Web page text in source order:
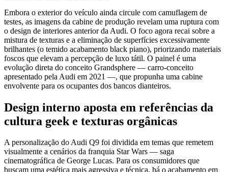
Embora o exterior do veículo ainda circule com camuflagem de
testes, as imagens da cabine de produção revelam uma ruptura com
o design de interiores anterior da Audi. O foco agora recai sobre a
mistura de texturas e a eliminação de superfícies excessivamente
brilhantes (o temido acabamento black piano), priorizando materiais
foscos que elevam a percepção de luxo tátil. O painel é uma
evolução direta do conceito Grandsphere — carro-conceito
apresentado pela Audi em 2021 —, que propunha uma cabine
envolvente para os ocupantes dos bancos dianteiros.
Design interno aposta em referências da
cultura geek e texturas orgânicas
A personalização do Audi Q9 foi dividida em temas que remetem
visualmente a cenários da franquia Star Wars — saga
cinematográfica de George Lucas. Para os consumidores que
buscam uma estética mais agressiva e técnica, há o acabamento em